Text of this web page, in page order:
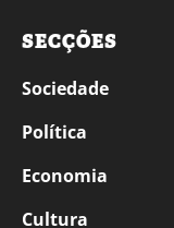
SECÇÕES
Sociedade
Política
Economia
Cultura